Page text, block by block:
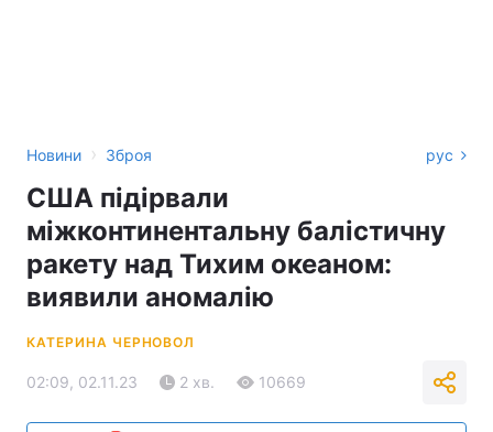
Новини › Зброя рус
США підірвали
міжконтинентальну балістичну
ракету над Тихим океаном:
виявили аномалію
КАТЕРИНА ЧЕРНОВОЛ
02:09, 02.11.23 2 хв. 10669